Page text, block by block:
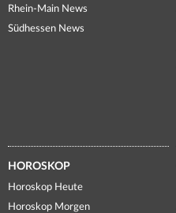
Rhein-Main News
Südhessen News
HOROSKOP
Horoskop Heute
Horoskop Morgen